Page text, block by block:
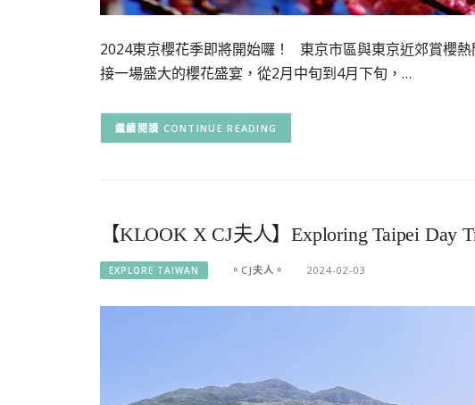
2024東京櫻花季即將開始囉！ 東京市區與東京近郊賞櫻
接一場盛大的櫻花盛宴，從2月中旬到4月下旬，…
CONTINUE READING
【KLOOK X CJ夫人】Exploring Taipei Day
EXPLORE TAIWAN 。CJ夫人。 2024-02-03